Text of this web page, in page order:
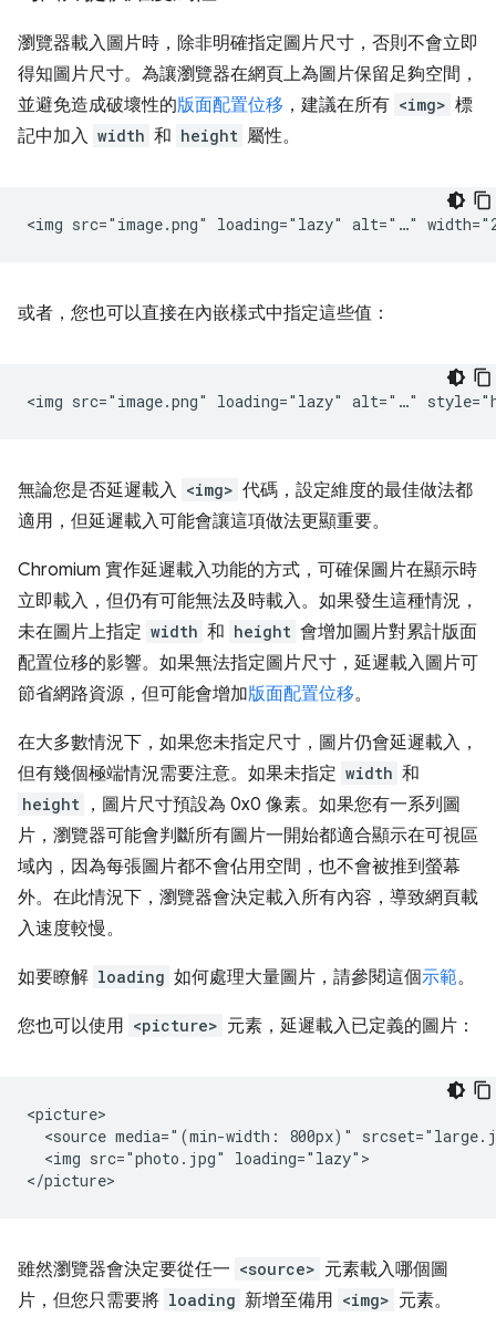
瀏覽器載入圖片時，除非明確指定圖片尺寸，否則不會立即
得知圖片尺寸。為讓瀏覽器在網頁上為圖片保留足夠空間，
並避免造成破壞性的版面配置位移 ，建議在所有 <img> 標
記中加入 width 和 height 屬性。
或者，您也可以直接在內嵌樣式中指定這些值：
無論您是否延遲載入 <img> 代碼，設定維度的最佳做法都
適用，但延遲載入可能會讓這項做法更顯重要。
Chromium 實作延遲載入功能的方式，可確保圖片在顯示時
立即載入，但仍有可能無法及時載入。如果發生這種情況，
未在圖片上指定 width 和 height 會增加圖片對累計版面
配置位移的影響。如果無法指定圖片尺寸，延遲載入圖片可
節省網路資源，但可能會增加版面配置位移。
在大多數情況下，如果您未指定尺寸，圖片仍會延遲載入，
但有幾個極端情況需要注意。如果未指定 width 和
height
，圖片尺寸預設為 0x0 像素。如果您有一系列圖
片，瀏覽器可能會判斷所有圖片一開始都適合顯示在可視區
域內，因為每張圖片都不會佔用空間，也不會被推到螢幕
外。在此情況下，瀏覽器會決定載入所有內容，導致網頁載
入速度較慢。
如要瞭解 loading 如何處理大量圖片，請參閱這個示範。
您也可以使用 <picture> 元素，延遲載入已定義的圖片：
<picture>
<source media="(min-width: 800px)"
  <img src="photo.jpg" loading="lazy">
雖然瀏覽器會決定要從任一 <source> 元素載入哪個圖
片，但您只需要將 loading 新增至備用 <img> 元素。